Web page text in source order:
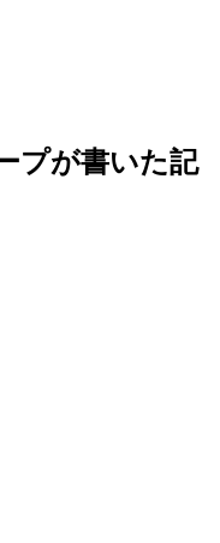
プが書いた記